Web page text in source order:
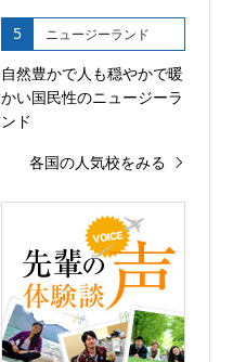
5 ニュージーランド
自然豊かで人も穏やかで暖
かい国民性のニュージーラ
ンド
各国の人気校をみる